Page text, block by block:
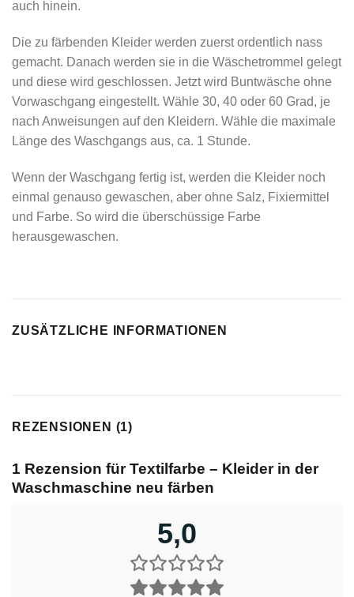
auch hinein.
Die zu färbenden Kleider werden zuerst ordentlich nass
gemacht. Danach werden sie in die Wäschetrommel gelegt
und diese wird geschlossen. Jetzt wird Buntwäsche ohne
Vorwaschgang eingestellt. Wähle 30, 40 oder 60 Grad, je
nach Anweisungen auf den Kleidern. Wähle die maximale
Länge des Waschgangs aus, ca. 1 Stunde.
Wenn der Waschgang fertig ist, werden die Kleider noch
einmal genauso gewaschen, aber ohne Salz, Fixiermittel
und Farbe. So wird die überschüssige Farbe
herausgewaschen.
ZUSÄTZLICHE INFORMATIONEN
REZENSIONEN (1)
1 Rezension fürTextilfarbe – Kleider in der
Waschmaschine neu färben
5,0